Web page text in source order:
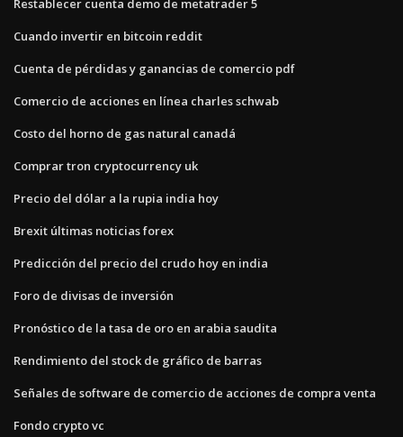
Restablecer cuenta demo de metatrader 5
Cuando invertir en bitcoin reddit
Cuenta de pérdidas y ganancias de comercio pdf
Comercio de acciones en línea charles schwab
Costo del horno de gas natural canadá
Comprar tron ​​cryptocurrency uk
Precio del dólar a la rupia india hoy
Brexit últimas noticias forex
Predicción del precio del crudo hoy en india
Foro de divisas de inversión
Pronóstico de la tasa de oro en arabia saudita
Rendimiento del stock de gráfico de barras
Señales de software de comercio de acciones de compra venta
Fondo crypto vc